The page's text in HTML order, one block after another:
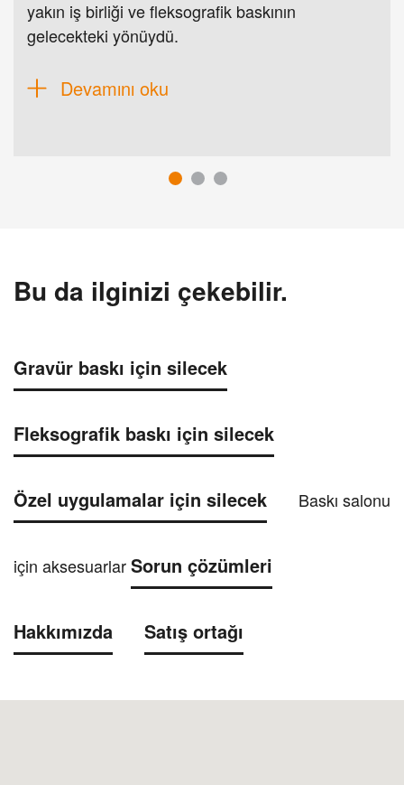
yakın iş birliği ve fleksografik baskının
gelecekteki yönüydü.
Devamını oku
Bu da ilginizi çekebilir.
Gravür baskı için silecek
Fleksografik baskı için silecek
Özel uygulamalar için silecek Baskı salonu
için aksesuarlarSorun çözümleri
Hakkımızda Satış ortağı